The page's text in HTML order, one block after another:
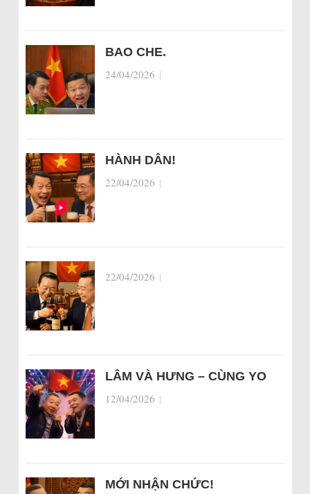
BAO CHE.
24/04/2026 |
HÀNH DÂN!
22/04/2026 |
22/04/2026 |
LÂM VÀ HƯNG – CÙNG YO
12/04/2026 |
MỚI NHẬN CHỨC!